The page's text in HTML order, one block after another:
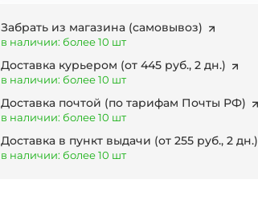
Забрать из магазина (самовывоз)
в наличии: более 10 шт
Доставка курьером (от 445 руб., 2 дн.)
в наличии: более 10 шт
Доставка почтой (по тарифам Почты РФ)
в наличии: более 10 шт
Доставка в пункт выдачи (от 255 руб., 2 дн.)
в наличии: более 10 шт